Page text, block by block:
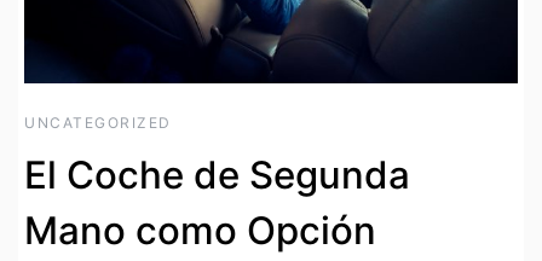
UNCATEGORIZED
El Coche de Segunda
Mano como Opción